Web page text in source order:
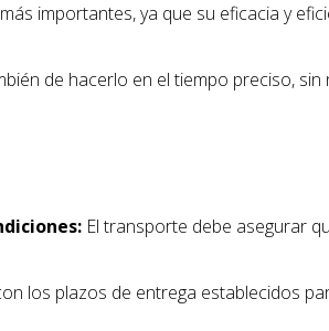
importantes, ya que su eficacia y
de hacerlo en el tiempo preciso,
El transporte debe asegurar
los plazos de entrega establecidos